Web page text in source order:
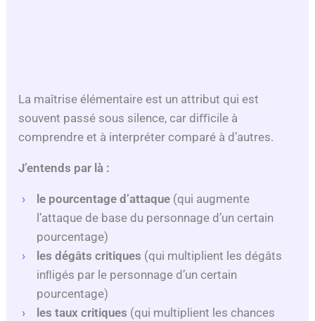
La maîtrise élémentaire est un attribut qui est
souvent passé sous silence, car diﬃcile à
comprendre et à interpréter comparé à d’autres.
J’entends par là :
le pourcentage d’attaque (qui augmente
l’attaque de base du personnage d’un certain
pourcentage)
les dégâts critiques (qui multiplient les dégâts
inﬂigés par le personnage d’un certain
pourcentage)
les taux critiques (qui multiplient les chances